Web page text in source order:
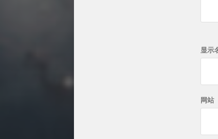
显示
网站